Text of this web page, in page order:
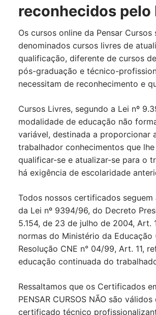
reconhecidos pelo
Os cursos online da Pensar Cursos
denominados cursos livres de
qualificação, diferente de cursos
pós-graduação e técnico-
necessitam de reconhecimento e
Cursos Livres, segundo a Lei nº
modalidade de educação não
variável, destinada a proporcionar
trabalhador conhecimentos que
qualificar-se e atualizar-se para o
há exigência de escolaridade
Todos nossos certificados seguem
da Lei nº 9394/96, do Decreto
5.154, de 23 de julho de 2004, Art.
normas do Ministério da Educação
Resolução CNE n° 04/99, Art. 11,
educação continuada do
Ressaltamos que os Certificados
PENSAR CURSOS NÃO são
certificado técnico